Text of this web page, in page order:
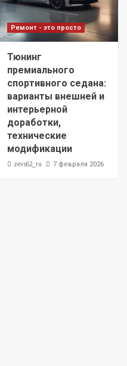
Ремонт - это просто
Тюнинг
премиального
спортивного седана:
варианты внешней и
интерьерной
доработки,
технические
модификации
zevs62_ru 7 февраля 2026